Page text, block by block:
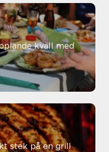
kväll med
stek på en grill